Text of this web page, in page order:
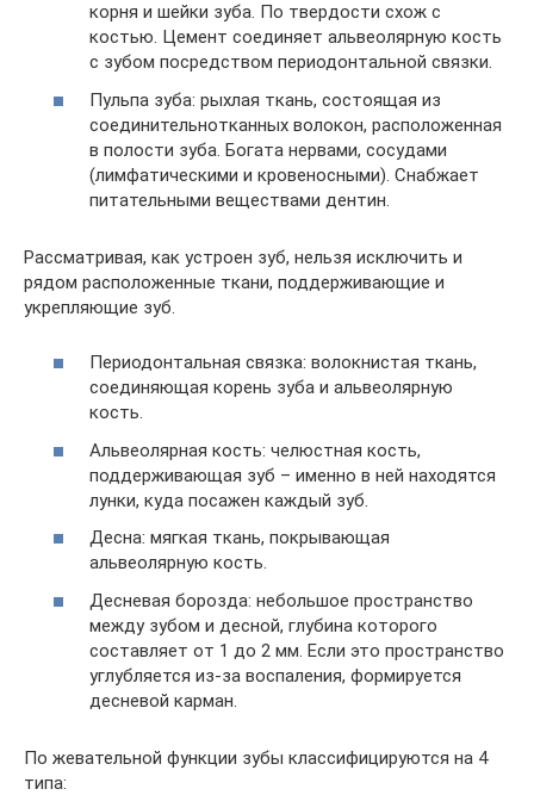
корня и шейки зуба. По твердости схож с
костью. Цемент соединяет альвеолярную кость
с зубом посредством периодонтальной связки.
Пульпа зуба: рыхлая ткань, состоящая из
соединительнотканных волокон, расположенная
в полости зуба. Богата нервами, сосудами
(лимфатическими и кровеносными). Снабжает
питательными веществами дентин.
Рассматривая, как устроен зуб, нельзя исключить и
рядом расположенные ткани, поддерживающие и
укрепляющие зуб.
Периодонтальная связка: волокнистая ткань,
соединяющая корень зуба и альвеолярную
кость.
Альвеолярная кость: челюстная кость,
поддерживающая зуб – именно в ней находятся
лунки, куда посажен каждый зуб.
Десна: мягкая ткань, покрывающая
альвеолярную кость.
Десневая борозда: небольшое пространство
между зубом и десной, глубина которого
составляет от 1 до 2 мм. Если это пространство
углубляется из-за воспаления, формируется
десневой карман.
По жевательной функции зубы классифицируются на 4
типа: